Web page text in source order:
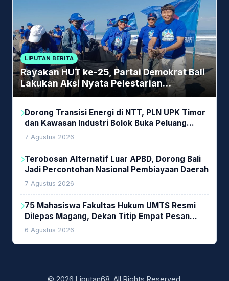
LIPUTAN BERITA
Rayakan HUT ke-25, Partai Demokrat Bali
Lakukan Aksi Nyata Pelestarian
Lingkungan
Dorong Transisi Energi di NTT, PLN UPK Timor
dan Kawasan Industri Bolok Buka Peluang
Investasi Woodchip untuk Cofiring PLTU Bolok
7 Agustus 2026
Terobosan Alternatif Luar APBD, Dorong Bali
Jadi Percontohan Nasional Pembiayaan Daerah
7 Agustus 2026
75 Mahasiswa Fakultas Hukum UMTS Resmi
Dilepas Magang, Dekan Titip Empat Pesan
Penting
6 Agustus 2026
© 2026 Liputan68. All Rights Reserved.